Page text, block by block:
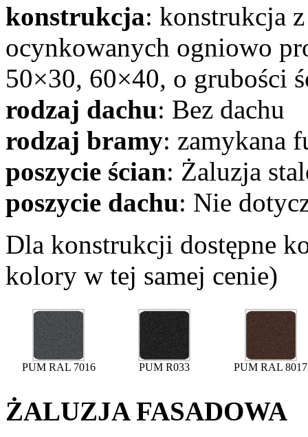
konstrukcja: konstrukcja
ocynkowanych ogniowo
50×30, 60×40, o grubości
rodzaj dachu: Bez dachu
rodzaj bramy: zamykana
poszycie ścian: Żaluzja
poszycie dachu: Nie
Dla konstrukcji dostępne
kolory w tej samej cenie)
PUM RAL 7016 PUM R033 PUM RAL 8017
ŻALUZJA FASADOWA